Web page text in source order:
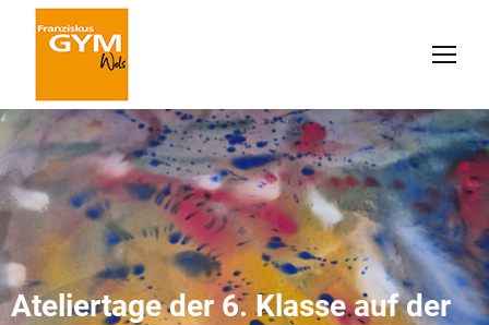
Ateliertage der 6. Klasse auf der